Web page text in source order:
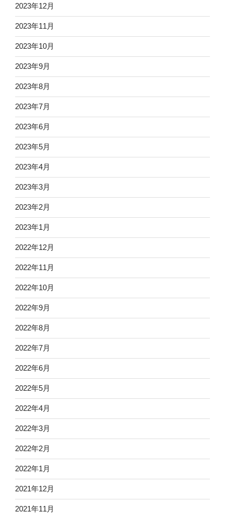
2023年12月
2023年11月
2023年10月
2023年9月
2023年8月
2023年7月
2023年6月
2023年5月
2023年4月
2023年3月
2023年2月
2023年1月
2022年12月
2022年11月
2022年10月
2022年9月
2022年8月
2022年7月
2022年6月
2022年5月
2022年4月
2022年3月
2022年2月
2022年1月
2021年12月
2021年11月